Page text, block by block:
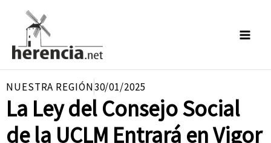
contenido
NUESTRA REGIÓN30/01/2025
La Ley del Consejo Social
de la UCLM Entrará en Vigor